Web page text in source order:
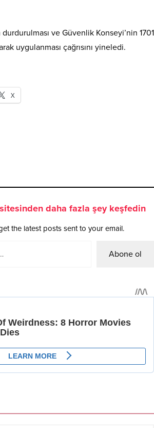
durdurulması ve Güvenlik Konseyi’nin 1701
uygulanması çağrısını yineledi.
X
daha fazla şey keşfedin
the latest posts sent to your email.
Abone ol